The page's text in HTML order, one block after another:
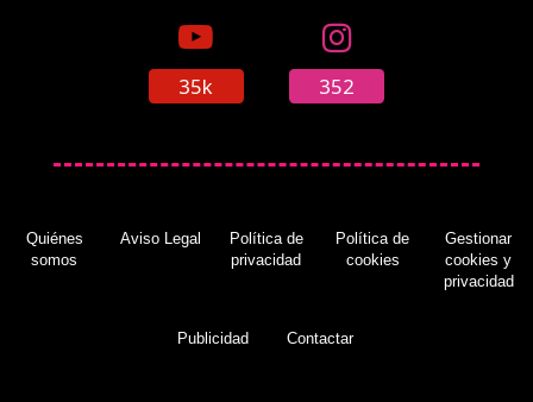
35k 352
Quiénes
somos
Aviso Legal
Política de
privacidad
Política de
cookies
Gestionar
cookies y
privacidad
Publicidad Contactar